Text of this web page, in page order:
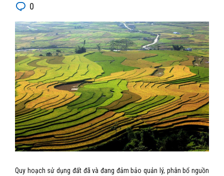
0
Quy hoạch sử dụng đất đã và đang đảm bảo quản lý, phân bổ nguồn